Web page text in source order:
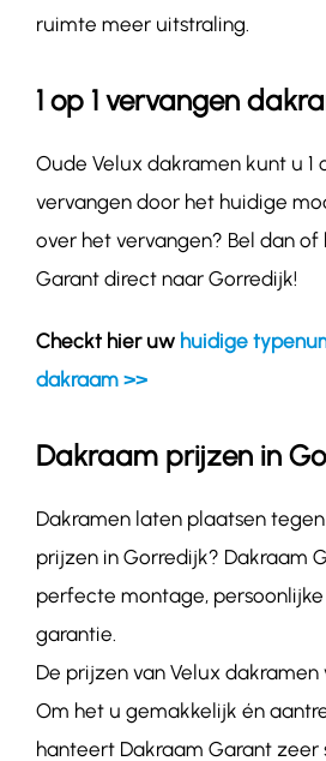
ruimte meer uitstraling.
1 op 1 vervangen
Oude Velux dakramen kunt u 1
vervangen door het huidige
over het vervangen? Bel dan of
Garant direct naar Gorredijk!
Checkt hier uw huidige
dakraam >>
Dakraam prijzen in
Dakramen laten plaatsen
prijzen in Gorredijk? Dakraam
perfecte montage, persoonlijke
garantie.
De prijzen van Velux dakramen
Om het u gemakkelijk én
hanteert Dakraam Garant zeer